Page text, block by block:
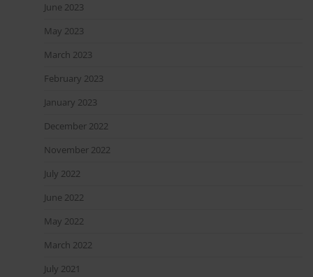
June 2023
May 2023
March 2023
February 2023
January 2023
December 2022
November 2022
July 2022
June 2022
May 2022
March 2022
July 2021